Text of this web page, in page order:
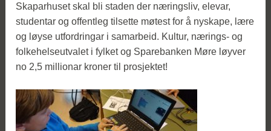
Skaparhuset skal bli staden der næringsliv, elevar,
studentar og offentleg tilsette møtest for å nyskape, lære
og løyse utfordringar i samarbeid. Kultur, nærings- og
folkehelseutvalet i fylket og Sparebanken Møre løyver
no 2,5 millionar kroner til prosjektet!